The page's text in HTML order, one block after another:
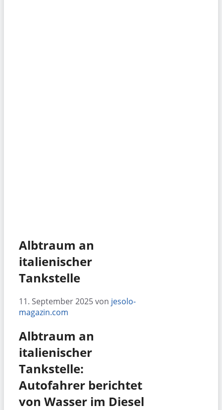
Albtraum an
italienischer
Tankstelle
11. September 2025von jesolo-
magazin.com
Albtraum an
italienischer
Tankstelle:
Autofahrer berichtet
von Wasser im Diesel